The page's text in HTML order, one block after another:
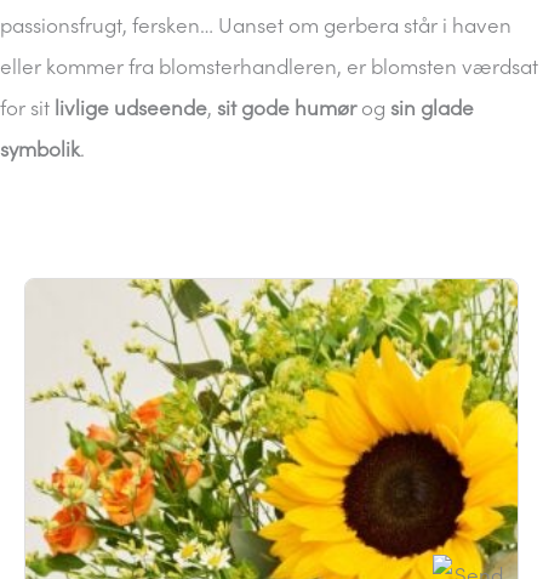
passionsfrugt, fersken… Uanset om gerbera står i haven
eller kommer fra blomsterhandleren, er blomsten værdsat
for sit livlige udseende, sit gode humørog sin glade
symbolik.